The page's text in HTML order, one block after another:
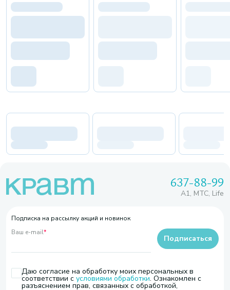
637-88-99
A1, МТС, Life
Подписка на рассылку акций и новинок
Ваш e-mail*
Даю согласие на обработку моих персональных в
соответствии с условиями обработки. Ознакомлен с
разъяснением прав, связанных с обработкой,
Подписаться